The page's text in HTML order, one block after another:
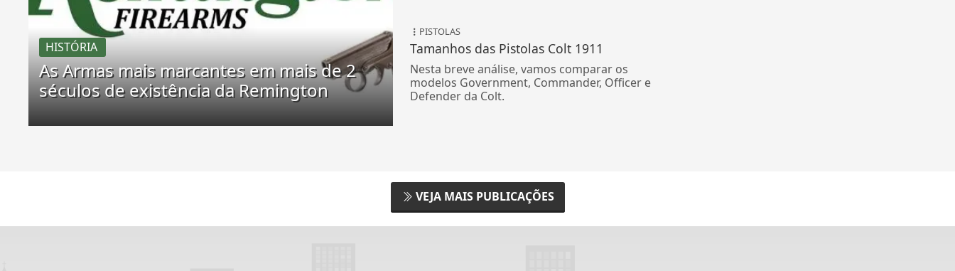
HISTÓRIA
As Armas mais marcantes em mais de 2
séculos de existência da Remington
PISTOLAS
Tamanhos das Pistolas Colt 1911
Nesta breve análise, vamos comparar os
modelos Government, Commander, Officer e
Defender da Colt.
VEJA MAIS PUBLICAÇÕES